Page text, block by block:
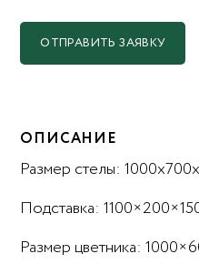
ОТПРАВИТЬ ЗАЯВКУ
ОПИСАНИЕ
Размер стелы:
Подставка:
Размер цветника: